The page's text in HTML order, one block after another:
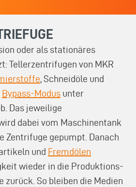
oder als stationäres
Tellerzentrifugen von MKR
, Schneidöle und
Bypass-Modus unter
Das jeweilige
dabei vom Maschinentank
Zentrifuge gepumpt. Danach
und Fremdölen
wieder in die Produktions-
zurück. So bleiben die Medien